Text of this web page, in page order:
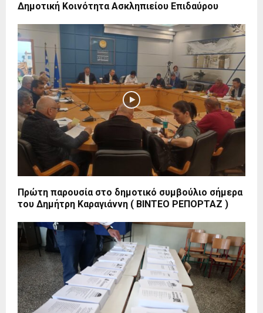
Δημοτική Κοινότητα Ασκληπιείου Επιδαύρου
Πρώτη παρουσία στο δημοτικό συμβούλιο σήμερα
του Δημήτρη Καραγιάννη ( ΒΙΝΤΕΟ ΡΕΠΟΡΤΑΖ )